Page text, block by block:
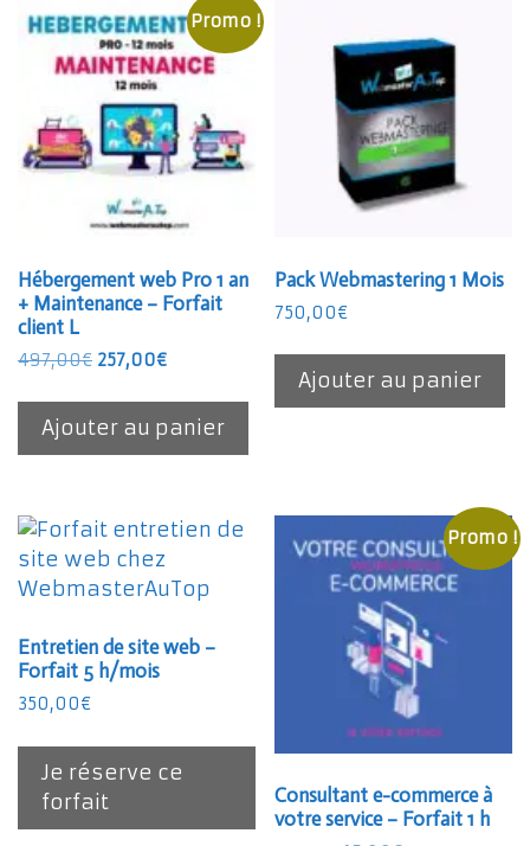
Promo !
Hébergement web Pro 1 an
+ Maintenance – Forfait
client L
497,00€ Le
initial
était :
497,00€.
257,00€Le
actuel
est :
257,00€.
Ajouter au panier
Pack Webmastering 1 Mois
750,00€
Ajouter au panier
Entretien de site web –
Forfait 5 h/mois
350,00€
Je réserve ce
forfait
Promo !
Consultant e-commerce à
votre service – Forfait 1 h